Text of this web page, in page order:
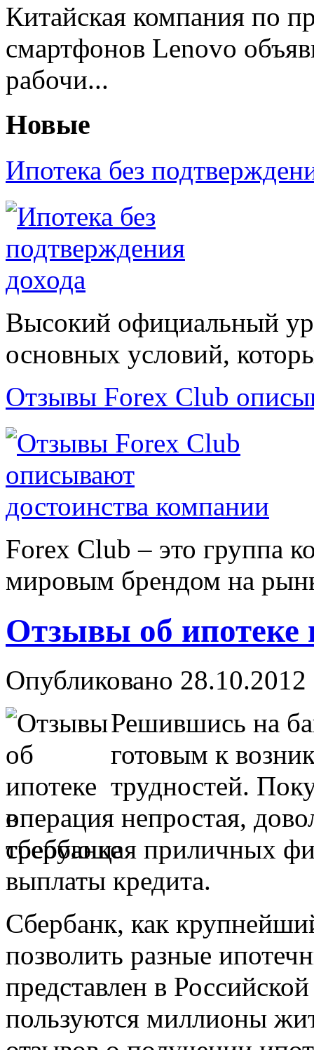
Китайская компания по
смартфонов Lenovo
рабочи...
Новые
Ипотека без
Высокий официальный
основных условий,
Отзывы Forex Сlub
Forex Сlub – это группа
мировым брендом на
Отзывы об ипотеке
Опубликовано
Решившись на
готовым к
трудностей.
операция непростая,
требующая приличных
выплаты кредита.
Сбербанк, как
позволить разные
представлен в
пользуются миллионы